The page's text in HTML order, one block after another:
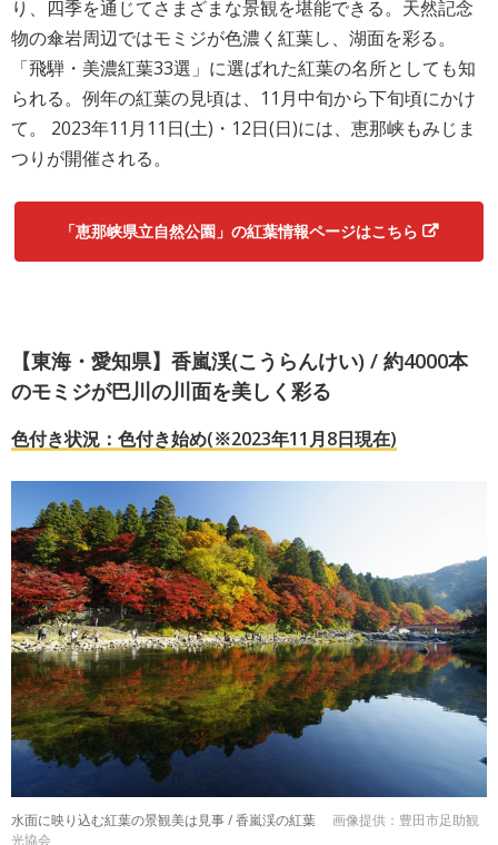
り、四季を通じてさまざまな景観を堪能できる。天然記念
物の傘岩周辺ではモミジが色濃く紅葉し、湖面を彩る。
「飛騨・美濃紅葉33選」に選ばれた紅葉の名所としても知
られる。例年の紅葉の見頃は、11月中旬から下旬頃にかけ
て。 2023年11月11日(土)・12日(日)には、恵那峡もみじま
つりが開催される。
「恵那峡県立自然公園」の紅葉情報ページはこちら
【東海・愛知県】香嵐渓(こうらんけい) / 約4000本
のモミジが巴川の川面を美しく彩る
色付き状況：色付き始め(※2023年11月8日現在)
水面に映り込む紅葉の景観美は見事 / 香嵐渓の紅葉
画像提供：豊田市足助観
光協会